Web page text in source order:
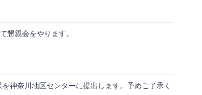
親会をやります。
神奈川地区センターに提出します。予めご了承く